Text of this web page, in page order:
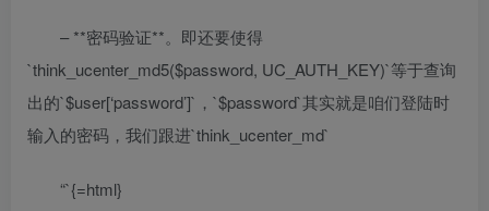
– **密码验证**。即还要使得
`think_ucenter_md5($password, UC_AUTH_KEY)`等于查询
出的`$user[‘password’]`，`$password`其实就是咱们登陆时
输入的密码，我们跟进`think_ucenter_md`
“`{=html}